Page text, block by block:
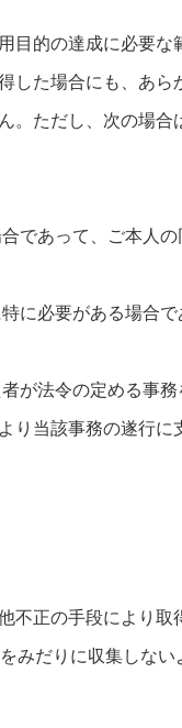
目的の達成に必要な
した場合にも、あら
。ただし、次の場合
であって、ご本人
に必要がある場合
が法令の定める事
り当該事務の遂行に
正の手段により取
みだりに収集しない